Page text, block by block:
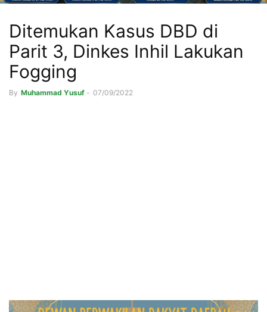
Ditemukan Kasus DBD di
Parit 3, Dinkes Inhil Lakukan
Fogging
By Muhammad Yusuf - 07/09/2022